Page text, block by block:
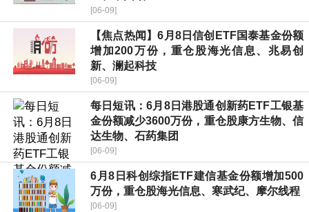
[06-09]
【焦点热闻】6月8日信创ETF国泰基金份额
增加200万份，重仓股海光信息、兆易创
新、澜起科技
[06-09]
每日短讯：6月8日港股通创新药ETF工银基
金份额减少3600万份，重仓股康方生物、信
达生物、石药集团
[06-09]
6月8日科创综指ETF建信基金份额增加500
万份，重仓股海光信息、寒武纪、摩尔线程
[06-09]